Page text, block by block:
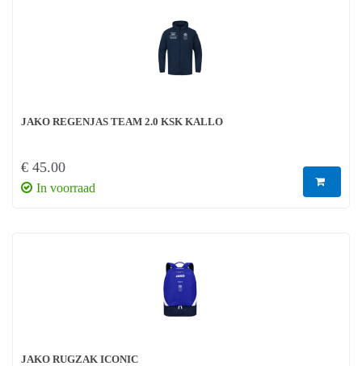
JAKO REGENJAS TEAM 2.0 KSK KALLO
€ 45.00
In voorraad
JAKO RUGZAK ICONIC